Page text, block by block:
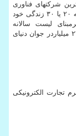
شرکتهای فناوری
توسط میلیاردرهایی اداره می گردند که در دهه ۲۰ یا ۳۰ زندگی خود
لیست سالانه
میلیاردرهای فوربس در گزارشی به معرفی ۲۷ میلیاردر جوان دنیای
الکترونیکی